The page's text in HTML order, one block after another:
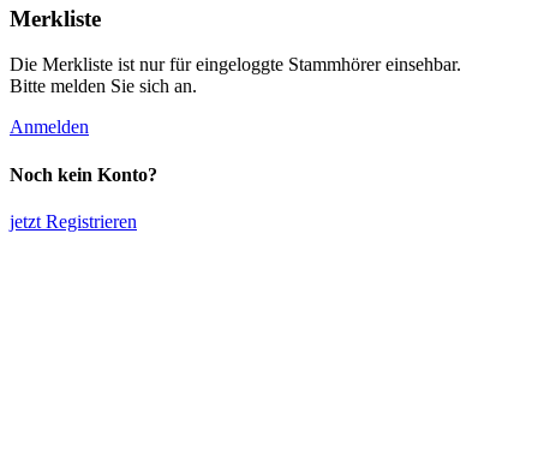
Merkliste
Die Merkliste ist nur für eingeloggte Stammhörer einsehbar.
Bitte melden Sie sich an.
Anmelden
Noch kein Konto?
jetzt Registrieren